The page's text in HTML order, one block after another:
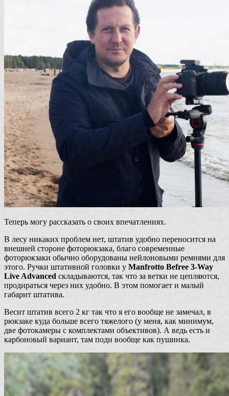
Теперь могу рассказать о своих впечатлениях.
В лесу никаких проблем нет, штатив удобно переносится на
внешней стороне фоторюкзака, благо современные
фоторюкзаки обычно оборудованы нейлоновыми ремнями для
этого. Ручки штативной головки у Manfrotto Befree 3-Way
Live Advanced складываются, так что за ветки не цепляются,
продираться через них удобно. В этом помогает и малый
габарит штатива.
Весит штатив всего 2 кг так что я его вообще не замечал, в
рюкзаке куда больше всего тяжелого (у меня, как минимум,
две фотокамеры с комплектами объективов). А ведь есть и
карбоновый вариант, там поди вообще как пушинка.